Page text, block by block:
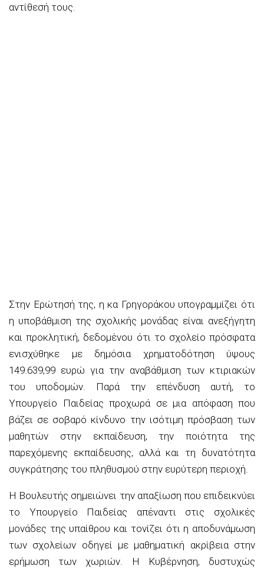
αντίθεσή τους.
Στην Ερώτησή της, η κα Γρηγοράκου υπογραμμίζει ότι
η υποβάθμιση της σχολικής μονάδας είναι ανεξήγητη
και προκλητική, δεδομένου ότι το σχολείο πρόσφατα
ενισχύθηκε με δημόσια χρηματοδότηση ύψους
149.639,99 ευρώ για την αναβάθμιση των κτιριακών
του υποδομών. Παρά την επένδυση αυτή, το
Υπουργείο Παιδείας προχωρά σε μια απόφαση που
βάζει σε σοβαρό κίνδυνο την ισότιμη πρόσβαση των
μαθητών στην εκπαίδευση, την ποιότητα της
παρεχόμενης εκπαίδευσης, αλλά και τη δυνατότητα
συγκράτησης του πληθυσμού στην ευρύτερη περιοχή.
Η Βουλευτής σημειώνει την απαξίωση που επιδεικνύει
το Υπουργείο Παιδείας απέναντι στις σχολικές
μονάδες της υπαίθρου και τονίζει ότι η αποδυνάμωση
των σχολείων οδηγεί με μαθηματική ακρίβεια στην
ερήμωση των χωριών. Η Κυβέρνηση, δυστυχώς